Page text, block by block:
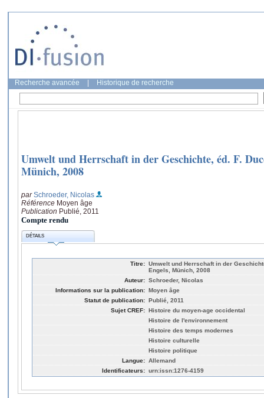
Recherche avancée Historique de recherche
Umwelt und Herrschaft in der Geschichte, éd. F.
Münich, 2008
parSchroeder, Nicolas
Référence Moyen âge
Publication Publié, 2011
Compte rendu
DÉTAILS
Titre: Umwelt und Herrschaft in der
Engels, Münich, 2008
Auteur: Schroeder, Nicolas
Informations sur la publication: Moyen âge
Statut de publication: Publié, 2011
Sujet CREF: Histoire du moyen-age occidental
Histoire de l'environnement
Histoire des temps modernes
Histoire culturelle
Histoire politique
Langue: Allemand
Identificateurs: urn:issn:1276-4159